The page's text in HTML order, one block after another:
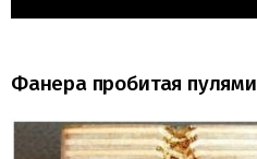
Фанера пробитая пулями